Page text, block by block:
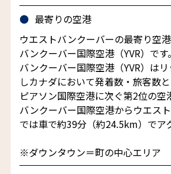
最寄りの空港
ウエストバンクーバーの最寄り空
バンクーバー国際空港（YVR）です。
バンクーバー国際空港（YVR）は
しカナダにおいて発着数・旅客数
ピアソン国際空港に次ぐ第2位の空
バンクーバー国際空港からウエス
では車で約39分（約24.5km）でア
※ダウンタウン＝町の中心エリア